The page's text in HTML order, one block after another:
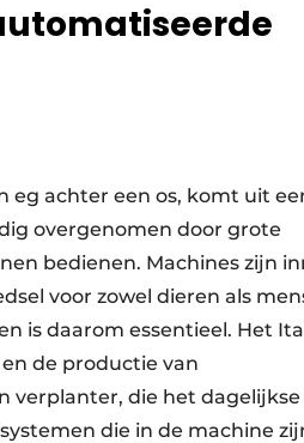
eg achter een os, komt uit
overgenomen door grote
bedienen. Machines zijn
voor zowel dieren als
is daarom essentieel. Het
de productie van
verplanter, die het
die in de machine